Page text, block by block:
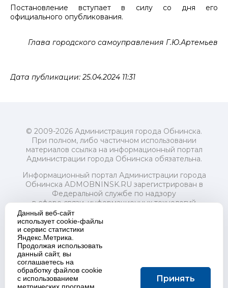
Постановление вступает в силу со дня его
официального опубликования.
Глава городского самоуправления Г.Ю.Артемьев
Дата публикации: 25.04.2024 11:31
© 2009-2026 Администрация города Обнинска.
При полном, либо частичном использовании
материалов ссылка на информационный портал
Администрации города Обнинска обязательна.
Информационный портал Администрации города
Обнинска ADMOBNINSK.RU зарегистрирован в
Федеральной службе по надзору
в сфере связи, информационных технологий
и массовых коммуникаций (Роскомнадзор) 24 июля
2018 года.
Свидетельство о регистрации Эл № ФС77-73321
Учредитель: Администрация (исполнительно-
распорядительный орган) городского округа "Город
Обнинск". Главный редактор: Байкова Е.А.
Адрес электронной почты Редакции:
redactor@admobninsk.ru
Данный веб-сайт
использует cookie-файлы
и сервис статистики
Яндекс.Метрика.
Продолжая использовать
данный сайт, вы
соглашаетесь на
обработку файлов cookie
с использованием
Принять